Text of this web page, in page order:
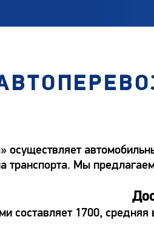
транспорта. Мы
составляет 1700,